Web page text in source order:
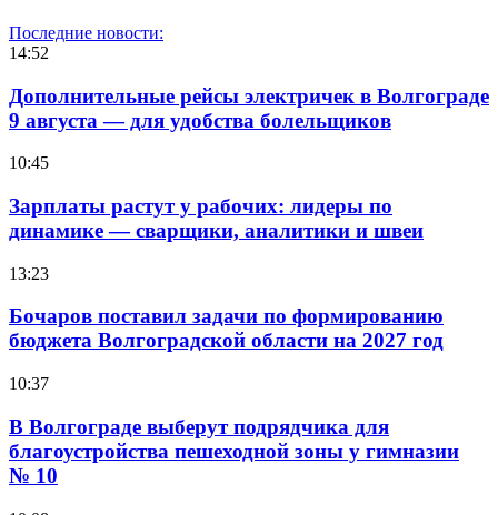
Последние новости:
14:52
Дополнительные рейсы электричек в Волгограде
9 августа — для удобства болельщиков
10:45
Зарплаты растут у рабочих: лидеры по
динамике — сварщики, аналитики и швеи
13:23
Бочаров поставил задачи по формированию
бюджета Волгоградской области на 2027 год
10:37
В Волгограде выберут подрядчика для
благоустройства пешеходной зоны у гимназии
№ 10